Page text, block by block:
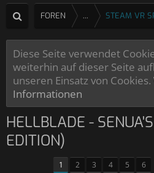
FOREN ... STEAM VR
Diese Seite verwendet
weiterhin auf dieser Seite
unseren Einsatz von Cookies.
Informationen
HELLBLADE -
EDITION)
1 2 3 4 5 6